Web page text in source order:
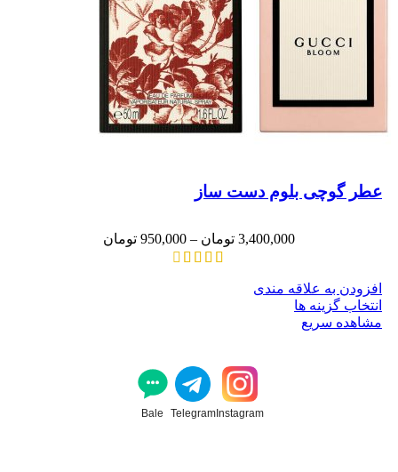
عطر گوچی بلوم دست ساز
3,400,000 تومان –
950,000 تومان
افزودن به علاقه مندی
انتخاب گزینه ها
مشاهده سریع
Instagram
Telegram
Bale